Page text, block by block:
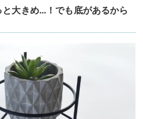
大きめ…！でも底があるから